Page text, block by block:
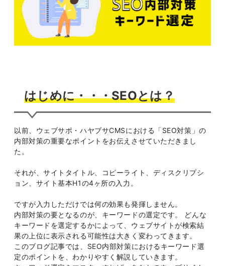
はじめに・・・SEOとは？
以前、ウェブサポ・ハヤブサCMSにおける「SEO対策」の
内部対策の重要なポイントをお伝えさせていただきまし
た。
それが、サイトタイトル、コピーライト、ディスクリプシ
ョン、サイト基本H1の4ヶ所の入力。
ですが入力しただけでは何の効果も発揮しません。
内部対策の要となるのが、キーワードの選定です。 どんな
キーワードを選定するかによって、ウェブサイトが検索結
果の上位に表示される可能性は大きく変わってきます。
このブログ記事では、SEO内部対策におけるキーワード選
定のポイントを、わかりやすく解説していきます。